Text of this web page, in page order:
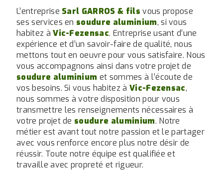
L’entreprise Sarl GARROS & fils vous propose
ses services en soudure aluminium, si vous
habitez àVic-Fezensac. Entreprise usant d’une
expérience et d’un savoir-faire de qualité, nous
mettons tout en oeuvre pour vous satisfaire. Nous
vous accompagnons ainsi dans votre projet de
soudure aluminium et sommes à l’écoute de
vos besoins. Si vous habitez à Vic-Fezensac,
nous sommes à votre disposition pour vous
transmettre les renseignements nécessaires à
votre projet de soudure aluminium. Notre
métier est avant tout notre passion et le partager
avec vous renforce encore plus notre désir de
réussir. Toute notre équipe est qualifiée et
travaille avec propreté et rigueur.